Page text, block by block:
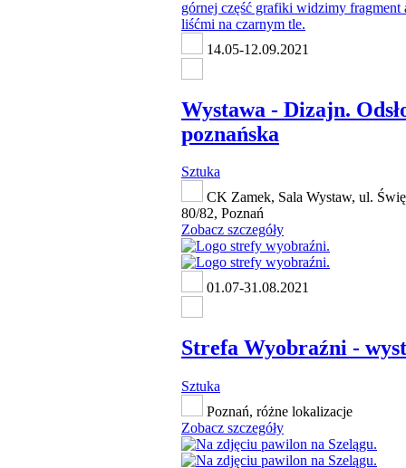
14.05-12.09.2021
Wystawa - Dizajn.
poznańska
Sztuka
CK Zamek, Sala Wystaw, ul.
80/82, Poznań
Zobacz szczegóły
01.07-31.08.2021
Strefa Wyobraźni -
Sztuka
Poznań, różne lokalizacje
Zobacz szczegóły